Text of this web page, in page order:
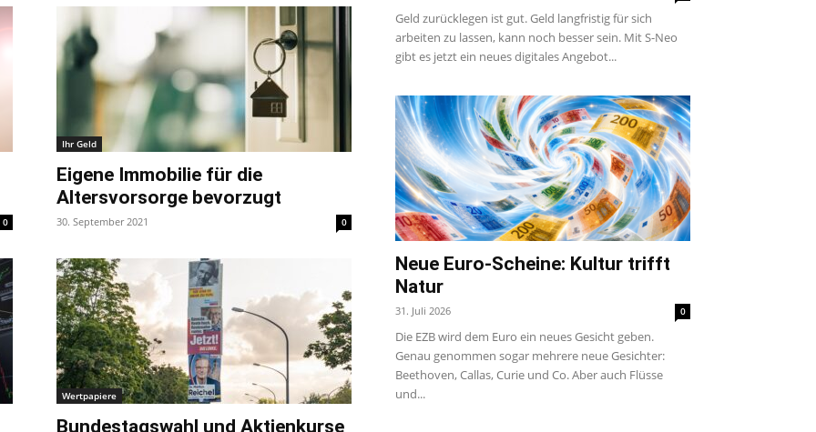
0
Ihr Geld
Eigene Immobilie für die
Altersvorsorge bevorzugt
30. September 2021 0
Wertpapiere
Bundestagswahl und Aktienkurse
Geld zurücklegen ist gut. Geld langfristig für sich
arbeiten zu lassen, kann noch besser sein. Mit S-Neo
gibt es jetzt ein neues digitales Angebot...
Neue Euro-Scheine: Kultur trifft
Natur
31. Juli 2026 0
Die EZB wird dem Euro ein neues Gesicht geben.
Genau genommen sogar mehrere neue Gesichter:
Beethoven, Callas, Curie und Co. Aber auch Flüsse
und...